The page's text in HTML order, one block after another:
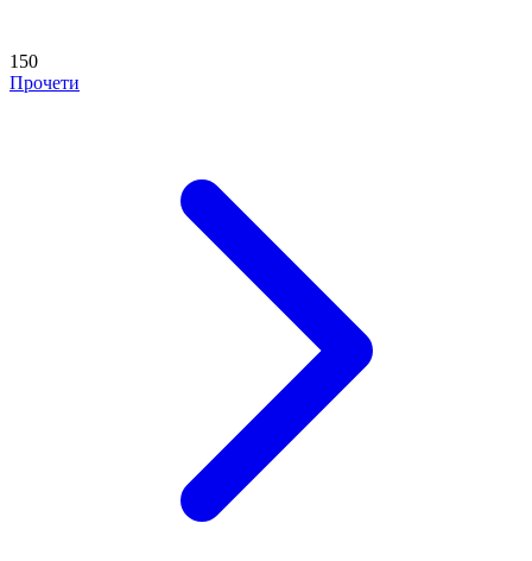
150
Прочети